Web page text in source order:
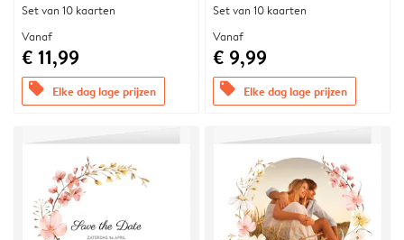
Set van 10 kaarten
Vanaf
€ 11,99
offers Elke dag lage prijzen
Set van 10 kaarten
Vanaf
€ 9,99
offers Elke dag lage prijzen